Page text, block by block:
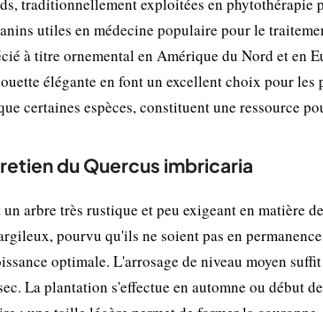
utiles en médecine populaire pour le
à titre ornemental en Amérique du Nord et en
élégante en font un excellent choix pour les
certaines espèces, constituent une ressource
du Quercus imbricaria
arbre très rustique et peu exigeant en matière
pourvu qu'ils ne soient pas en
optimale. L'arrosage de niveau moyen
La plantation s'effectue en automne ou début